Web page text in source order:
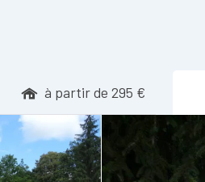
à partir de 295 €